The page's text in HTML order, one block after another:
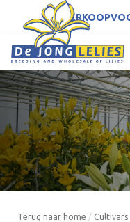
NL
Terug naar home / Cultivars